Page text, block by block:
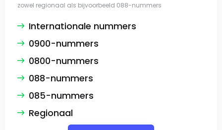
zowel regionaal als bijvoorbeeld 088-nummers
Internationale nummers
0900-nummers
0800-nummers
088-nummers
085-nummers
Regionaal